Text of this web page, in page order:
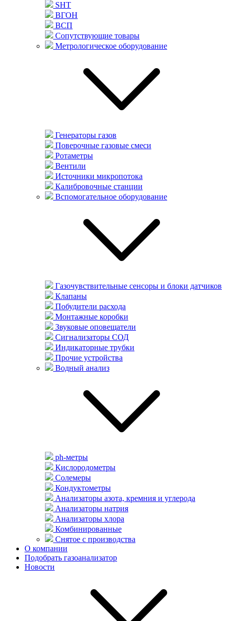
SHT
ВГОН
ВСП
Сопутствующие товары
Метрологическое оборудование
Генераторы газов
Поверочные газовые смеси
Ротаметры
Вентили
Источники микропотока
Калибровочные станции
Вспомогательное оборудование
Газочувствительные сенсоры и блоки датчиков
Клапаны
Побудители расхода
Монтажные коробки
Звуковые оповещатели
Сигнализаторы СОД
Индикаторные трубки
Прочие устройства
Водный анализ
ph-метры
Кислородометры
Солемеры
Кондуктометры
Анализаторы азота, кремния и углерода
Анализаторы натрия
Анализаторы хлора
Комбинированные
Снятое с производства
О компании
Подобрать газоанализатор
Новости